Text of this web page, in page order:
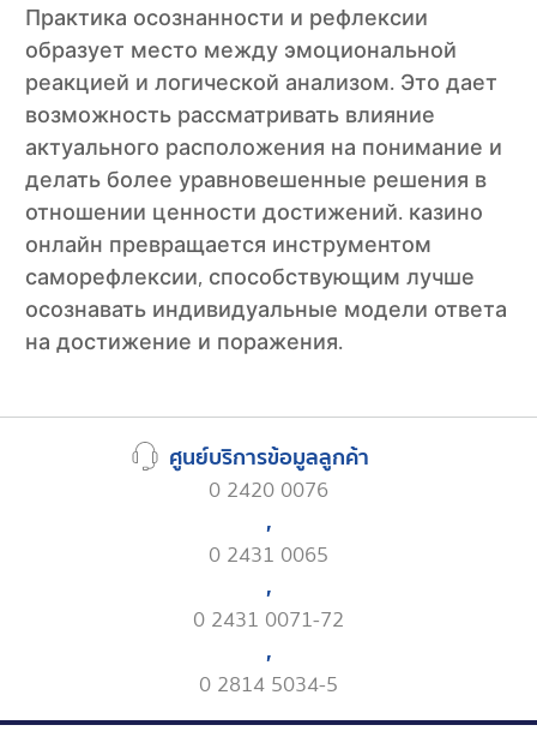
Практика осознанности и рефлексии
образует место между эмоциональной
реакцией и логической анализом. Это дает
возможность рассматривать влияние
актуального расположения на понимание и
делать более уравновешенные решения в
отношении ценности достижений. казино
онлайн превращается инструментом
саморефлексии, способствующим лучше
осознавать индивидуальные модели ответа
на достижение и поражения.
ศูนย์บริการข้อมูลลูกค้า
0 2420 0076
,
0 2431 0065
,
0 2431 0071-72
,
0 2814 5034-5